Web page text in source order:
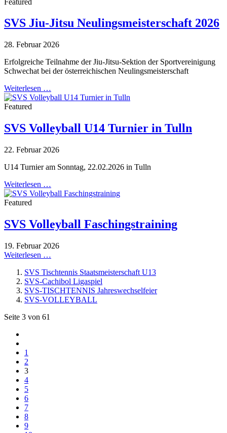
SVS Jiu-Jitsu Neulingsmeisterschaft 2026
28. Februar 2026
Erfolgreiche Teilnahme der Jiu-Jitsu-Sektion der Sportvereinigung
Schwechat bei der österreichischen Neulingsmeisterschaft
Weiterlesen …
Featured
SVS Volleyball U14 Turnier in Tulln
22. Februar 2026
U14 Turnier am Sonntag, 22.02.2026 in Tulln
Weiterlesen …
Featured
SVS Volleyball Faschingstraining
19. Februar 2026
Weiterlesen …
SVS Tischtennis Staatsmeisterschaft U13
SVS-Cachibol Ligaspiel
SVS-TISCHTENNIS Jahreswechselfeier
SVS-VOLLEYBALL
Seite 3 von 61
1
2
3
4
5
6
7
8
9